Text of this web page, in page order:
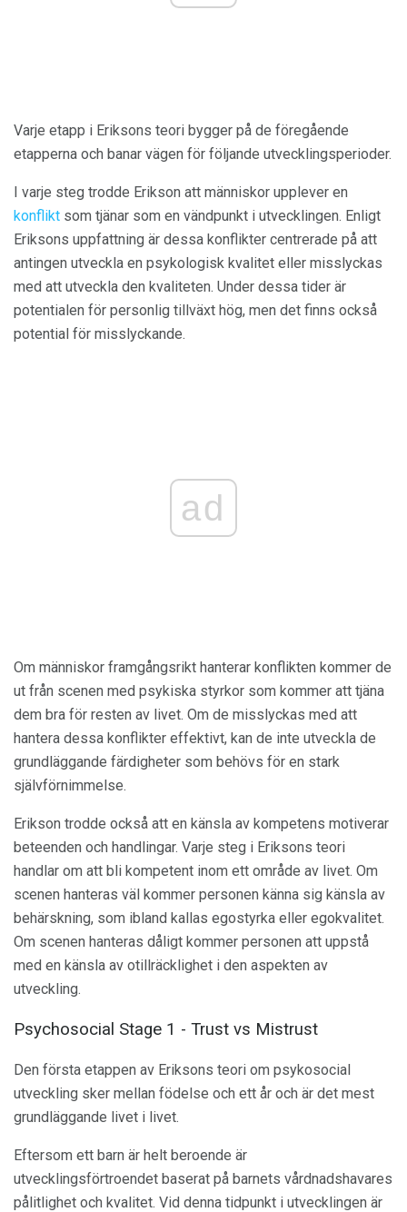
Varje etapp i Eriksons teori bygger på de föregående
etapperna och banar vägen för följande utvecklingsperioder.
I varje steg trodde Erikson att människor upplever en
konflikt som tjänar som en vändpunkt i utvecklingen. Enligt
Eriksons uppfattning är dessa konflikter centrerade på att
antingen utveckla en psykologisk kvalitet eller misslyckas
med att utveckla den kvaliteten. Under dessa tider är
potentialen för personlig tillväxt hög, men det finns också
potential för misslyckande.
ad
Om människor framgångsrikt hanterar konflikten kommer de
ut från scenen med psykiska styrkor som kommer att tjäna
dem bra för resten av livet. Om de misslyckas med att
hantera dessa konflikter effektivt, kan de inte utveckla de
grundläggande färdigheter som behövs för en stark
självförnimmelse.
Erikson trodde också att en känsla av kompetens motiverar
beteenden och handlingar. Varje steg i Eriksons teori
handlar om att bli kompetent inom ett område av livet. Om
scenen hanteras väl kommer personen känna sig känsla av
behärskning, som ibland kallas egostyrka eller egokvalitet.
Om scenen hanteras dåligt kommer personen att uppstå
med en känsla av otillräcklighet i den aspekten av
utveckling.
Psychosocial Stage 1 - Trust vs Mistrust
Den första etappen av Eriksons teori om psykosocial
utveckling sker mellan födelse och ett år och är det mest
grundläggande livet i livet.
Eftersom ett barn är helt beroende är
utvecklingsförtroendet baserat på barnets vårdnadshavares
pålitlighet och kvalitet. Vid denna tidpunkt i utvecklingen är